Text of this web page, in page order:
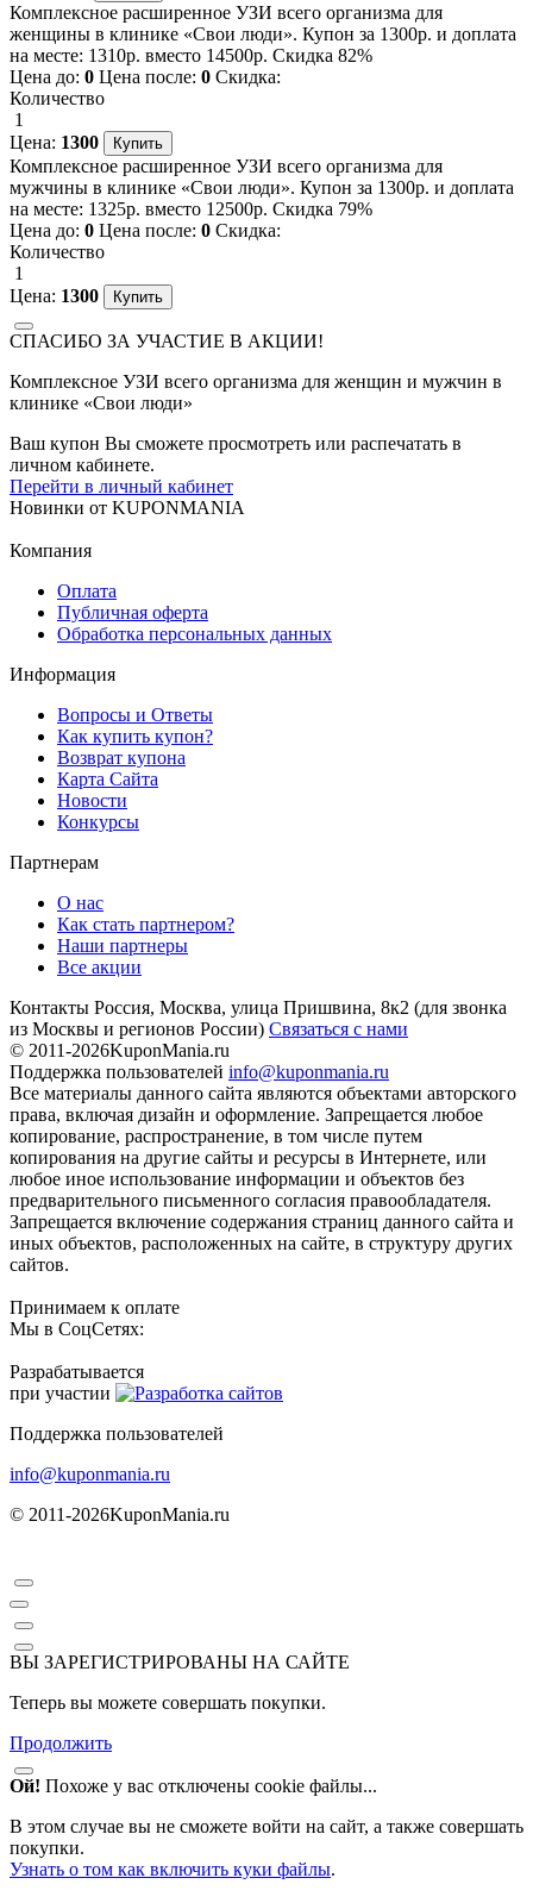
Комплексное расширенное УЗИ всего организма для
женщины в клинике «Свои люди». Купон за 1300р. и доплата
на месте: 1310р. вместо 14500р. Скидка 82%
Цена до: 0 Цена после: 0 Скидка:
Количество
1
Цена: 1300
Комплексное расширенное УЗИ всего организма для
мужчины в клинике «Свои люди». Купон за 1300р. и доплата
на месте: 1325р. вместо 12500р. Скидка 79%
Цена до: 0 Цена после: 0 Скидка:
Количество
1
Цена: 1300
СПАСИБО ЗА УЧАСТИЕ В АКЦИИ!
Комплексное УЗИ всего организма для женщин и мужчин в
клинике «Свои люди»
Ваш купон Вы сможете просмотреть или распечатать в
личном кабинете.
Перейти в личный кабинет
Новинки от KUPONMANIA
Компания
Оплата
Публичная оферта
Обработка персональных данных
Информация
Вопросы и Ответы
Как купить купон?
Возврат купона
Карта Сайта
Новости
Конкурсы
Партнерам
О нас
Как стать партнером?
Наши партнеры
Все акции
Контакты Россия, Москва, улица Пришвина, 8к2 (для звонка
из Москвы и регионов России) Связаться с нами
© 2011-2026KuponMania.ru
Поддержка пользователей info@kuponmania.ru
Все материалы данного сайта являются объектами авторского
права, включая дизайн и оформление. Запрещается любое
копирование, распространение, в том числе путем
копирования на другие сайты и ресурсы в Интернете, или
любое иное использование информации и объектов без
предварительного письменного согласия правообладателя.
Запрещается включение содержания страниц данного сайта и
иных объектов, расположенных на сайте, в структуру других
сайтов.
Принимаем к оплате
Мы в СоцСетях:
Разрабатывается
при участии
Поддержка пользователей
info@kuponmania.ru
© 2011-2026KuponMania.ru
ВЫ ЗАРЕГИСТРИРОВАНЫ НА САЙТЕ
Теперь вы можете совершать покупки.
Продолжить
Ой! Похоже у вас отключены cookie файлы...
В этом случае вы не сможете войти на сайт, а также совершать
покупки.
Узнать о том как включить куки файлы.